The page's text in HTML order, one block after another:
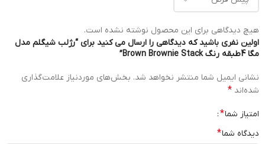
هیچ دیدگاهی برای این محصول نوشته نشده است.
اولین نفری باشید که دیدگاهی را ارسال می کنید برای “رژلب شیگلم مدل
مگا 4طبقه رنگ Brown Brownie Stack”
نشانی ایمیل شما منتشر نخواهد شد. بخش‌های موردنیاز علامت‌گذاری
شده‌اند *
امتیاز شما*
دیدگاه شما*